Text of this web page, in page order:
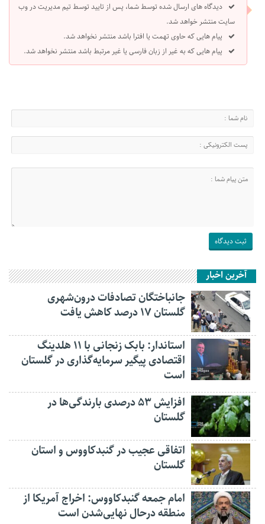
دیدگاه های ارسال شده توسط شما، پس از تایید توسط تیم مدیریت در وب
سایت منتشر خواهد شد.
پیام هایی که حاوی تهمت یا افترا باشد منتشر نخواهد شد.
پیام هایی که به غیر از زبان فارسی یا غیر مرتبط باشد منتشر نخواهد شد.
آخرین اخبار
جانباختگان تصادفات درون‌شهری
گلستان ۱۷ درصد کاهش یافت
استاندار: بابک زنجانی با ۱۱ هلدینگ
اقتصادی پیگیر سرمایه‌گذاری در گلستان
است
افزایش ۵۳ درصدی بارندگی‌ها در
گلستان
اتفاقی عجیب در‌ گنبدکاووس و استان
گلستان
امام جمعه گنبدکاووس: اخراج آمریکا از
منطقه درحال نهایی‌شدن است